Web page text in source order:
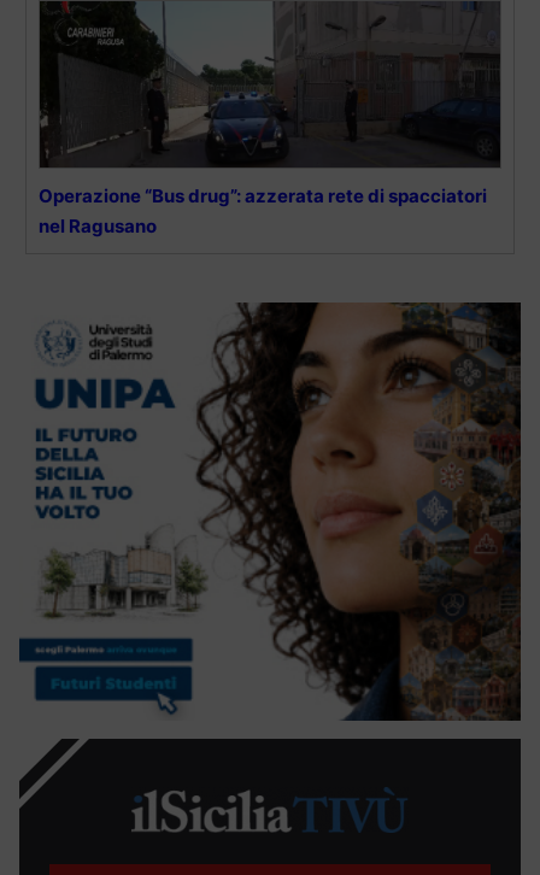
Operazione “Bus drug”: azzerata rete di spacciatori
nel Ragusano